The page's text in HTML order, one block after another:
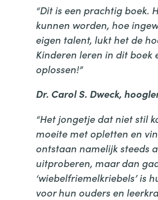
“Dit is een prachtig boek.
kunnen worden, hoe
eigen talent, lukt het de
Kinderen leren in dit boek
oplossen!”
Dr. Carol S. Dweck,
“Het jongetje dat niet stil
moeite met opletten en
ontstaan namelijk steeds
uitproberen, maar dan
‘wiebelfriemelkriebels’ is
voor hun ouders en